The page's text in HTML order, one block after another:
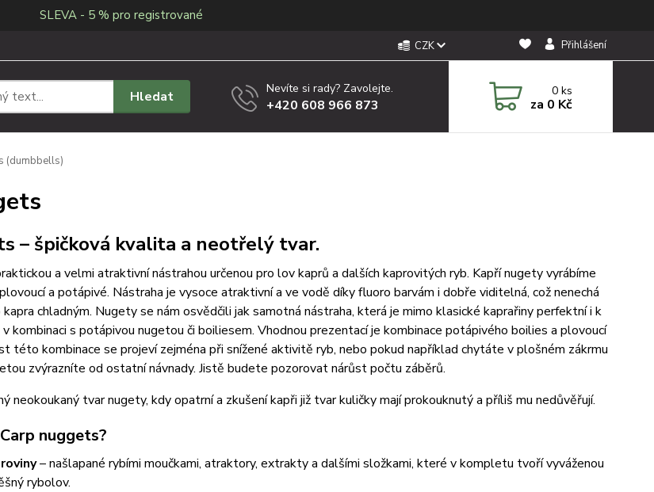
SLEVA - 5 % pro registrované
CZK Přihlášení
Hledat Nevíte si rady? Zavolejte.
+420 608 966 873
0ks
za 0 Kč
(dumbbells)
– špičková kvalita a neotřelý tvar.
a velmi atraktivní nástrahou určenou pro lov kaprů a dalších kaprovitých ryb. Kapří nugety vyrábíme
a potápivé. Nástraha je vysoce atraktivní a ve vodě díky fluoro barvám i dobře viditelná, což nenechá
chladným. Nugety se nám osvědčili jak samotná nástraha, která je mimo klasické kaprařiny perfektní i k
kombinaci s potápivou nugetou či boiliesem. Vhodnou prezentací je kombinace potápivého boilies a plovoucí
této kombinace se projeví zejména při snížené aktivitě ryb, nebo pokud například chytáte v plošném zákrmu
zvýrazníte od ostatní návnady. Jistě budete pozorovat nárůst počtu záběrů.
neokoukaný tvar nugety, kdy opatrní a zkušení kapři již tvar kuličky mají prokouknutý a příliš mu nedůvěřují.
nuggets?
– našlapané rybími moučkami, atraktory, extrakty a dalšími složkami, které v kompletu tvoří vyváženou
rybolov.